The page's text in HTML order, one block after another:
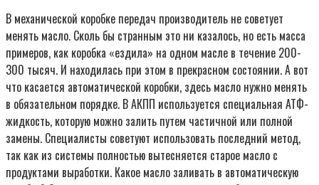
В механической коробке передач производитель не советует
менять масло. Сколь бы странным это ни казалось, но есть масса
примеров, как коробка «ездила» на одном масле в течение 200-
300 тысяч. И находилась при этом в прекрасном состоянии. А вот
что касается автоматической коробки, здесь масло нужно менять
в обязательном порядке. В АКПП используется специальная АТФ-
жидкость, которую можно залить путем частичной или полной
замены. Специалисты советуют использовать последний метод,
так как из системы полностью вытесняется старое масло с
продуктами выработки. Какое масло заливать в автоматическую